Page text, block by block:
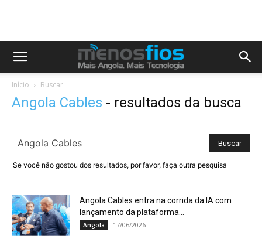
Início Buscar
Angola Cables - resultados da busca
Se você não gostou dos resultados, por favor, faça outra pesquisa
Angola Cables entra na corrida da IA com
lançamento da plataforma...
Angola 17/06/2026